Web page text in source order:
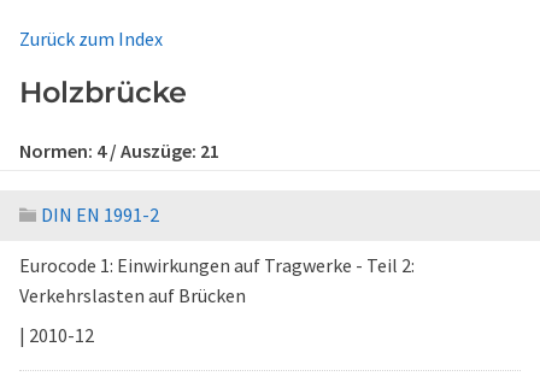
Zurück zum Index
Holzbrücke
Normen: 4/ Auszüge: 21
DIN EN 1991-2
Eurocode 1: Einwirkungen auf Tragwerke - Teil 2:
Verkehrslasten auf Brücken
| 2010-12